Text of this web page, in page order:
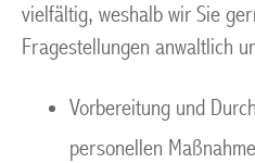
vielfältig, weshalb wir Sie
Fragestellungen anwaltlich
Vorbereitung und
personellen